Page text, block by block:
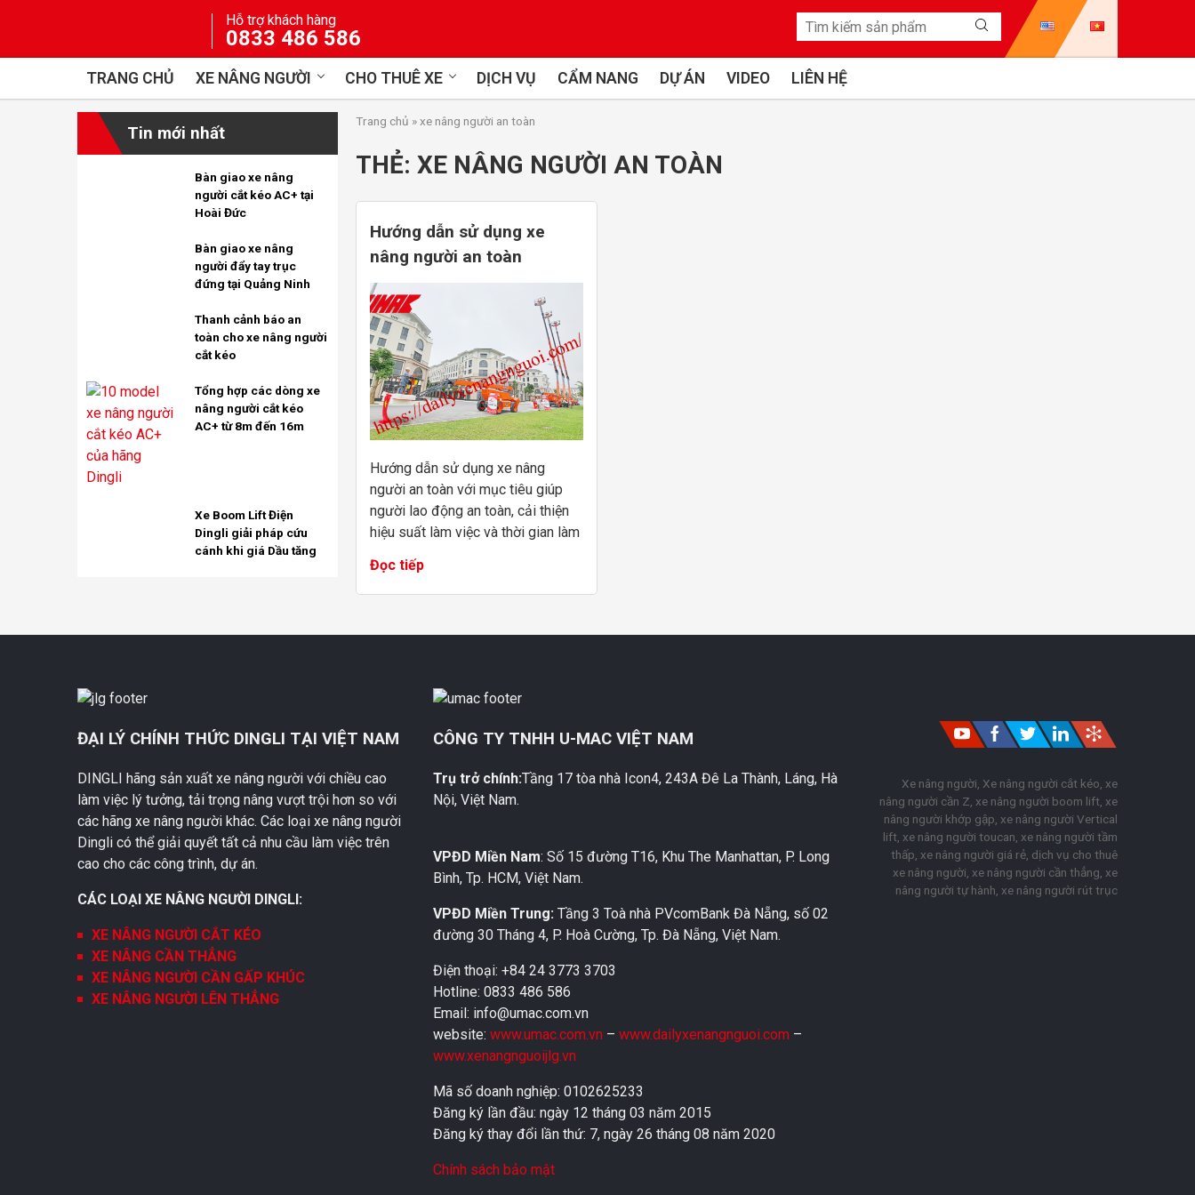
Hỗ trợ khách hàng
0833 486 586
TRANG CHỦ XE NÂNG NGƯỜI CHO THUÊ XE DỊCH VỤ CẨM NANG DỰ ÁN VIDEO LIÊN HỆ
Trang chủ »xe nâng người an toàn
THẺ: XE NÂNG NGƯỜI AN TOÀN
Hướng dẫn sử dụng xe
nâng người an toàn
Hướng dẫn sử dụng xe nâng
người an toàn với mục tiêu giúp
người lao động an toàn, cải thiện
hiệu suất làm việc và thời gian làm
thi công trên cao như: Sơn nhà cửa,
xâ...
Đọc tiếp
Tin mới nhất
Bàn giao xe nâng
người cắt kéo AC+ tại
Hoài Đức
Bàn giao xe nâng
người đẩy tay trục
đứng tại Quảng Ninh
Thanh cảnh báo an
toàn cho xe nâng người
cắt kéo
Tổng hợp các dòng xe
nâng người cắt kéo
AC+ từ 8m đến 16m
Xe Boom Lift Điện
Dingli giải pháp cứu
cánh khi giá Dầu tăng
ĐẠI LÝ CHÍNH THỨC DINGLI TẠI VIỆT NAM
DINGLI hãng sản xuất xe nâng người với chiều cao
làm việc lý tưởng, tải trọng nâng vượt trội hơn so với
các hãng xe nâng người khác. Các loại xe nâng người
Dingli có thể giải quyết tất cả nhu cầu làm việc trên
cao cho các công trình, dự án.
CÁC LOẠI XE NÂNG NGƯỜI DINGLI:
XE NÂNG NGƯỜI CẮT KÉO
XE NÂNG CẦN THẲNG
XE NÂNG NGƯỜI CẦN GẤP KHÚC
XE NÂNG NGƯỜI LÊN THẲNG
CÔNG TY TNHH U-MAC VIỆT NAM
Trụ trở chính:Tầng 17 tòa nhà Icon4, 243A Đê La Thành, Láng, Hà
Nội, Việt Nam.
VPĐD Miền Nam: Số 15 đường T16, Khu The Manhattan, P. Long
Bình, Tp. HCM, Việt Nam.
VPĐD Miền Trung: Tầng 3 Toà nhà PVcomBank Đà Nẵng, số 02
đường 30 Tháng 4, P. Hoà Cường, Tp. Đà Nẵng, Việt Nam.
Điện thoại: +84 24 3773 3703
Hotline: 0833 486 586
Email: info@umac.com.vn
website: www.umac.com.vn – www.dailyxenangnguoi.com –
www.xenangnguoijlg.vn
Mã số doanh nghiệp: 0102625233
Đăng ký lần đầu: ngày 12 tháng 03 năm 2015
Đăng ký thay đổi lần thứ: 7, ngày 26 tháng 08 năm 2020
Chính sách bảo mật
Xe nâng người, Xe nâng người cắt kéo, xe
nâng người cần Z, xe nâng người boom lift, xe
nâng người khớp gập, xe nâng người Vertical
lift, xe nâng người toucan, xe nâng người tầm
thấp, xe nâng người giá rẻ, dịch vụ cho thuê
xe nâng người, xe nâng người cần thẳng, xe
nâng người tự hành, xe nâng người rút trục